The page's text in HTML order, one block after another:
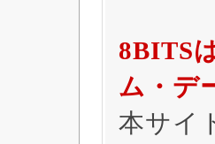
8BITS
ム・デ
本サイ